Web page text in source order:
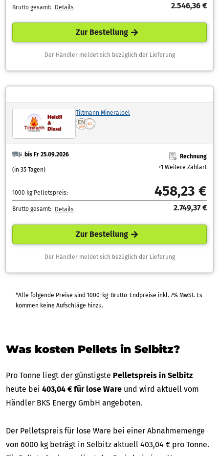
Brutto gesamt: Details 2.546,36 €
Zur Bestellung
Der Händler meldet sich bezüglich der Lieferung
Tiltmann Mineraloel
bis Fr 25.09.2026
(in 35 Tagen)
Rechnung
+1 Weitere Zahlart
1000 kg Pelletspreis: 458,23 €
Brutto gesamt: Details 2.749,37 €
Zur Bestellung
Der Händler meldet sich bezüglich der Lieferung
*Alle folgende Preise sind 1000-kg-Brutto-Endpreise inkl. 7% MwSt. Es
kommen keine Aufschläge hinzu.
Was kosten Pellets in Selbitz?
Pro Tonne liegt der günstigste Pelletspreis in Selbitz
heute bei 403,04 € für lose Ware und wird aktuell vom
Händler BKS Energy GmbH angeboten.
Der Pelletspreis für lose Ware bei einer Abnahmemenge
von 6000 kg beträgt in Selbitz aktuell 403,04 € pro Tonne.